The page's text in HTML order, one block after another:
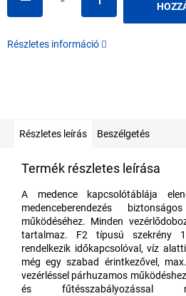
Részletes információ
Részletes leírás Beszélgetés
Termék részletes leírása
A medence kapcsolótáblája
medenceberendezés
működéséhez. Minden
tartalmaz. F2 típusú szekrény
rendelkezik időkapcsolóval, víz
még egy szabad érintkezővel,
vezérléssel párhuzamos
és fűtésszabályozással